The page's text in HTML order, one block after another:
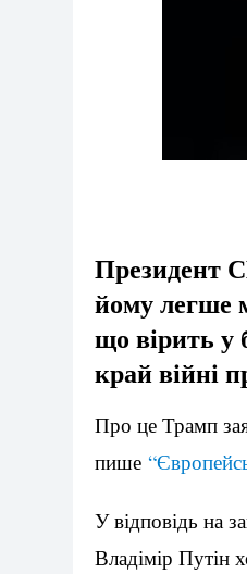
Президент
йому легше
що вірить у
край війні
Про це Трамп
пише
У відповідь на
Владімір Путін